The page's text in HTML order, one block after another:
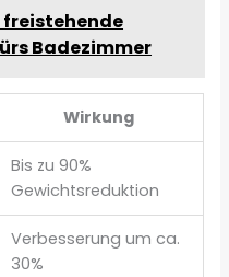
freistehende
Badezimmer
Wirkung
Bis zu 90%
Gewichtsreduktion
Verbesserung um ca.
30%